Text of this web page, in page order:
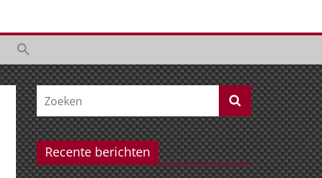
Recente berichten